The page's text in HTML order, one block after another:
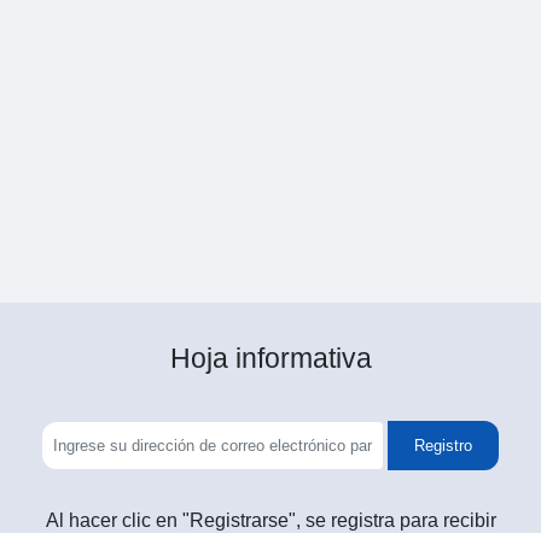
Hoja informativa
Registro
Al hacer clic en "Registrarse", se registra para recibir